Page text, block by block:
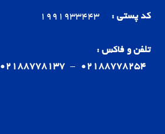
کد پستی :
تلفن و فاکس :
02188778254
-
02188778137